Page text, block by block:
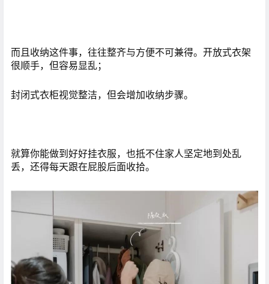
而且收纳这件事，往往整齐与方便不可兼得。开放式衣架
很顺手，但容易显乱；
封闭式衣柜视觉整洁，但会增加收纳步骤。
就算你能做到好好挂衣服，也抵不住家人坚定地到处乱
丢，还得每天跟在屁股后面收拾。